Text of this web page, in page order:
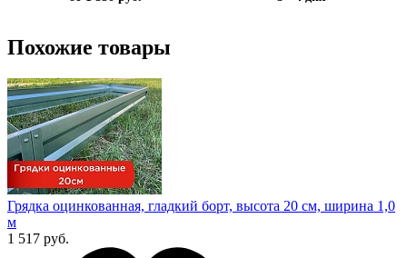
Похожие товары
Грядка оцинкованная, гладкий борт, высота 20 см, ширина 1,0
м
1 517 руб.